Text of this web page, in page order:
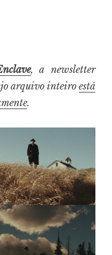
, a newsletter
arquivo inteiro está
.